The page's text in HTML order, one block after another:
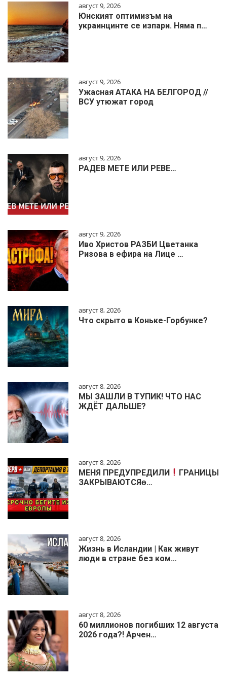
август 9, 2026
Юнският оптимизъм на
украинцинте се изпари. Няма п…
август 9, 2026
Ужасная АТАКА НА БЕЛГОРОД //
ВСУ утюжат город
август 9, 2026
РАДЕВ МЕТЕ ИЛИ РЕВЕ…
август 9, 2026
Иво Христов РАЗБИ Цветанка
Ризова в ефира на Лице …
август 8, 2026
Что скрыто в Коньке-Горбунке?
август 8, 2026
МЫ ЗАШЛИ В ТУПИК! ЧТО НАС
ЖДЁТ ДАЛЬШЕ?
август 8, 2026
МЕНЯ ПРЕДУПРЕДИЛИ
ГРАНИЦЫ
ЗАКРЫВАЮТСЯɵ…
август 8, 2026
Жизнь в Исландии | Как живут
люди в стране без ком…
август 8, 2026
60 миллионов погибших 12 августа
2026 года?! Арчен…